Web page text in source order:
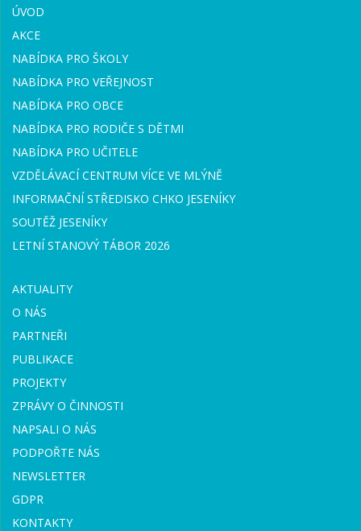
ÚVOD
AKCE
NABÍDKA PRO ŠKOLY
NABÍDKA PRO VEŘEJNOST
NABÍDKA PRO OBCE
NABÍDKA PRO RODIČE S DĚTMI
NABÍDKA PRO UČITELE
VZDĚLÁVACÍ CENTRUM VÍCE VE MLÝNĚ
INFORMAČNÍ STŘEDISKO CHKO JESENÍKY
SOUTĚŽ JESENÍKY
LETNÍ STANOVÝ TÁBOR 2026
AKTUALITY
O NÁS
PARTNEŘI
PUBLIKACE
PROJEKTY
ZPRÁVY O ČINNOSTI
NAPSALI O NÁS
PODPOŘTE NÁS
NEWSLETTER
GDPR
KONTAKTY